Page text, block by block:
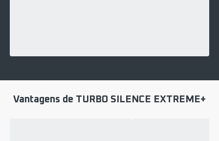
Vantagens de TURBO SILENCE EXTREME+